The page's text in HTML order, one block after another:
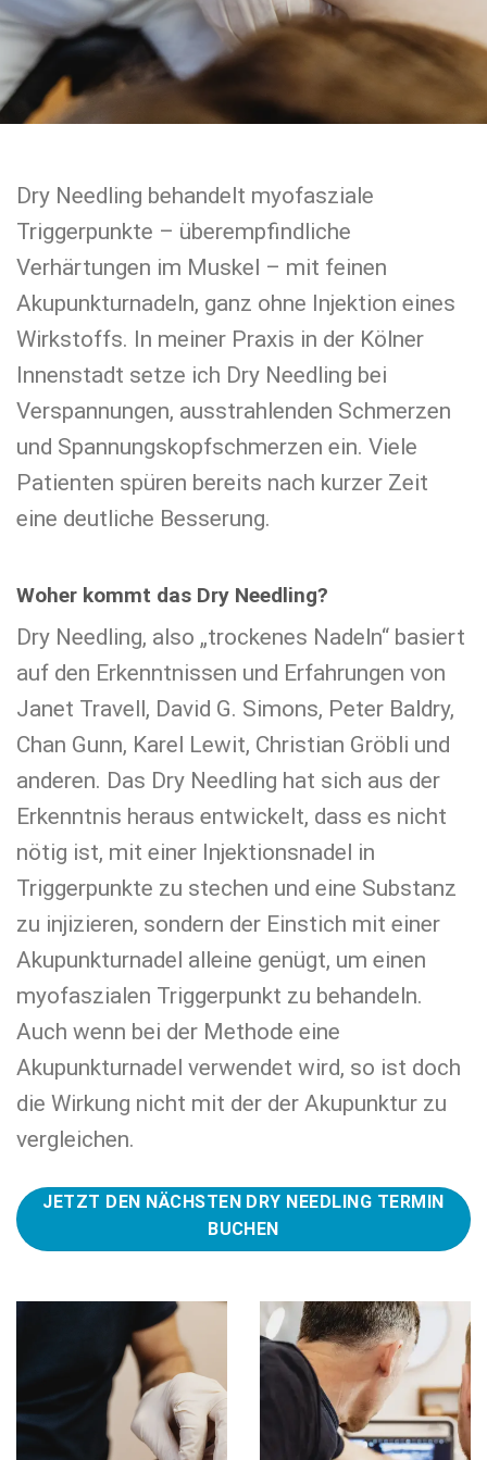
Dry Needling behandelt myofasziale
Triggerpunkte – überempfindliche
Verhärtungen im Muskel – mit feinen
Akupunkturnadeln, ganz ohne Injektion eines
Wirkstoffs. In meiner Praxis in der Kölner
Innenstadt setze ich Dry Needling bei
Verspannungen, ausstrahlenden Schmerzen
und Spannungskopfschmerzen ein. Viele
Patienten spüren bereits nach kurzer Zeit
eine deutliche Besserung.
Woher kommt das Dry Needling?
Dry Needling, also „trockenes Nadeln“ basiert
auf den Erkenntnissen und Erfahrungen von
Janet Travell, David G. Simons, Peter Baldry,
Chan Gunn, Karel Lewit, Christian Gröbli und
anderen. Das Dry Needling hat sich aus der
Erkenntnis heraus entwickelt, dass es nicht
nötig ist, mit einer Injektionsnadel in
Triggerpunkte zu stechen und eine Substanz
zu injizieren, sondern der Einstich mit einer
Akupunkturnadel alleine genügt, um einen
myofaszialen Triggerpunkt zu behandeln.
Auch wenn bei der Methode eine
Akupunkturnadel verwendet wird, so ist doch
die Wirkung nicht mit der der Akupunktur zu
vergleichen.
JETZT DEN NÄCHSTEN DRY NEEDLING TERMIN
BUCHEN